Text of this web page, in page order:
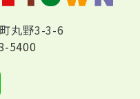
丸野3-3-6
5400